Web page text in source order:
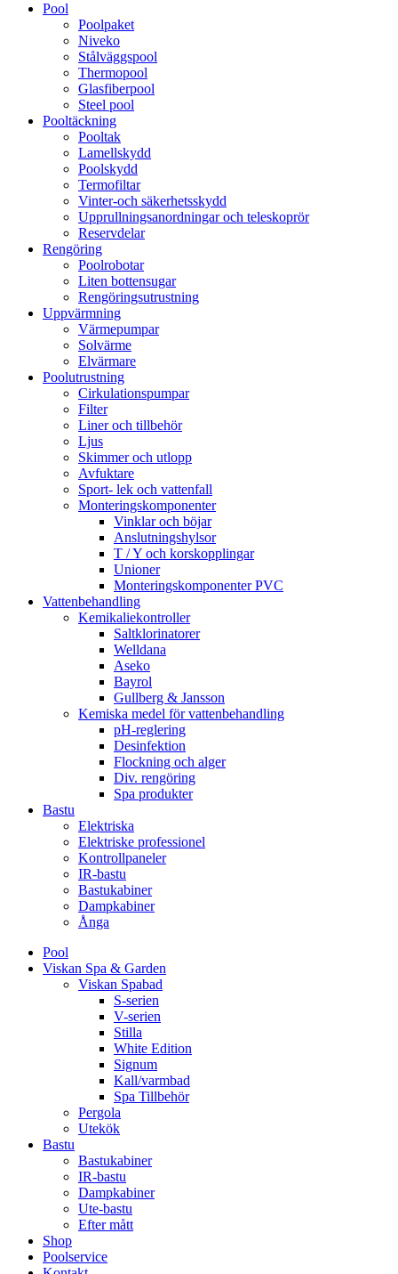
Pool
Poolpaket
Niveko
Stålväggspool
Thermopool
Glasfiberpool
Steel pool
Pooltäckning
Pooltak
Lamellskydd
Poolskydd
Termofiltar
Vinter-och säkerhetsskydd
Upprullningsanordningar och teleskoprör
Reservdelar
Rengöring
Poolrobotar
Liten bottensugar
Rengöringsutrustning
Uppvärmning
Värmepumpar
Solvärme
Elvärmare
Poolutrustning
Cirkulationspumpar
Filter
Liner och tillbehör
Ljus
Skimmer och utlopp
Avfuktare
Sport- lek och vattenfall
Monteringskomponenter
Vinklar och böjar
Anslutningshylsor
T / Y och korskopplingar
Unioner
Monteringskomponenter PVC
Vattenbehandling
Kemikaliekontroller
Saltklorinatorer
Welldana
Aseko
Bayrol
Gullberg & Jansson
Kemiska medel för vattenbehandling
pH-reglering
Desinfektion
Flockning och alger
Div. rengöring
Spa produkter
Bastu
Elektriska
Elektriske professionel
Kontrollpaneler
IR-bastu
Bastukabiner
Dampkabiner
Ånga
Pool
Viskan Spa & Garden
Viskan Spabad
S-serien
V-serien
Stilla
White Edition
Signum
Kall/varmbad
Spa Tillbehör
Pergola
Utekök
Bastu
Bastukabiner
IR-bastu
Dampkabiner
Ute-bastu
Efter mått
Shop
Poolservice